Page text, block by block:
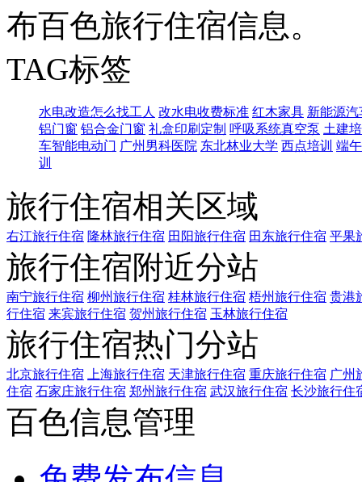
布百色旅行住宿信息。
TAG标签
水电改造怎么找工人 改水电收费标准 红木家具 新能源汽
铝门窗 铝合金门窗 礼盒印刷定制 呼吸系统真空泵 土建
车智能电动门 广州男科医院 东北林业大学 西点培训 端
训
旅行住宿相关区域
右江旅行住宿 隆林旅行住宿 田阳旅行住宿 田东旅行住宿 平果
旅行住宿附近分站
南宁旅行住宿 柳州旅行住宿 桂林旅行住宿 梧州旅行住宿 贵港
行住宿 来宾旅行住宿 贺州旅行住宿 玉林旅行住宿
旅行住宿热门分站
北京旅行住宿 上海旅行住宿 天津旅行住宿 重庆旅行住宿 广州
住宿 石家庄旅行住宿 郑州旅行住宿 武汉旅行住宿 长沙旅行住
百色信息管理